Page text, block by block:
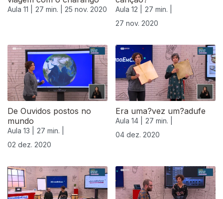
Aula 11 | 27 min. | 25 nov. 2020 Aula 12 |
27 min. |
27 nov. 2020
De Ouvidos postos no
mundo
Aula 13 |
27 min. |
02 dez. 2020
Era uma?vez um?adufe
Aula 14 |
27 min. |
04 dez. 2020